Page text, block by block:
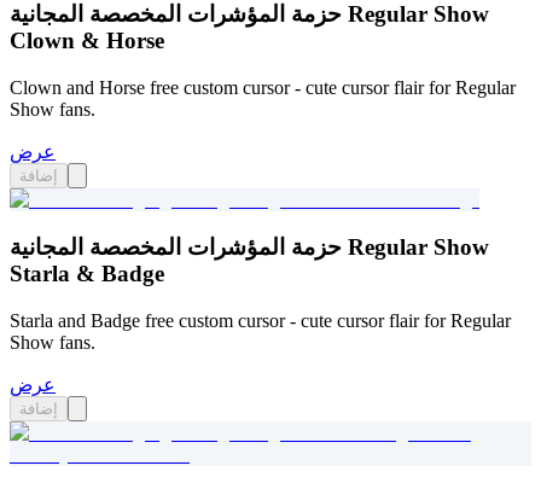
حزمة المؤشرات المخصصة المجانية Regular Show
Clown & Horse
Clown and Horse free custom cursor - cute cursor flair for Regular
Show fans.
عرض
إضافة
حزمة المؤشرات المخصصة المجانية Regular Show
Starla & Badge
Starla and Badge free custom cursor - cute cursor flair for Regular
Show fans.
عرض
إضافة